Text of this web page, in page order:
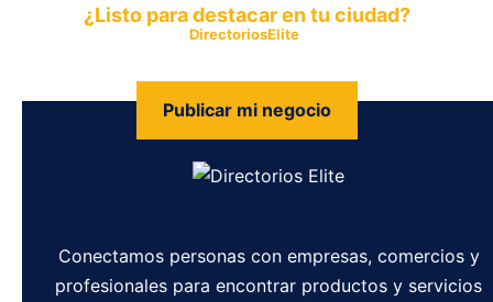
¿Listo para destacar en tu ciudad?
DirectoriosElite
Publicar mi negocio
Conectamos personas con empresas, comercios y
profesionales para encontrar productos y servicios